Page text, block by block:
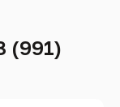
(991)